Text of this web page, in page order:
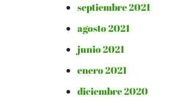
septiembre 2021
agosto 2021
junio 2021
enero 2021
diciembre 2020